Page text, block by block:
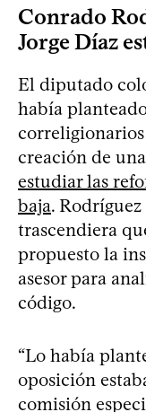
Conrado
Jorge Díaz
El diputado
había
creación de una
estudiar las
baja.
trascendiera
propuesto la
asesor para
código.
“Lo había
oposición
comisión